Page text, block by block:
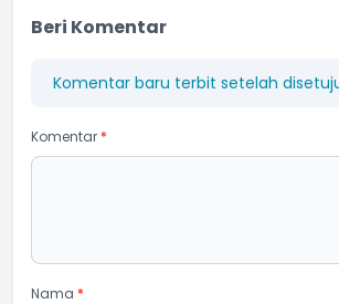
Beri Komentar
Komentar baru terbit setelah
Komentar *
Nama *